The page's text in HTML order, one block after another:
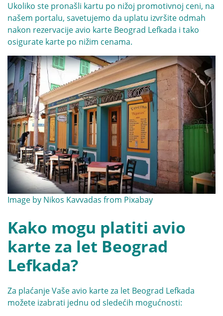
Ukoliko ste pronašli kartu po nižoj promotivnoj ceni, na
našem portalu, savetujemo da uplatu izvršite odmah
nakon rezervacije avio karte Beograd Lefkada i tako
osigurate karte po nižim cenama.
Image by Nikos Kavvadas from Pixabay
Kako mogu platiti avio
karte za let Beograd
Lefkada?
Za plaćanje Vaše avio karte za let Beograd Lefkada
možete izabrati jednu od sledećih mogućnosti: